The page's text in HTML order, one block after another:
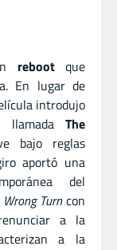
rebootque
En lugar de
introdujo
llamada The
bajo reglas
aportó una
del
Wrong Turncon
a la
a la